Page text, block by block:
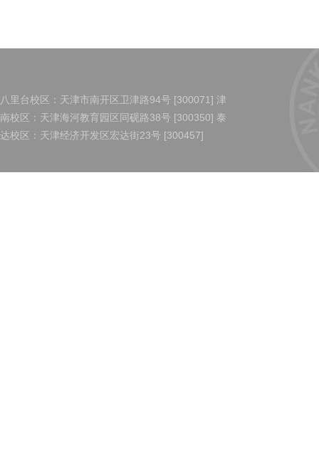
八里台校区：天津市南开区卫津路94号 [300071] 津
南校区：天津海河教育园区同砚路38号 [300350] 泰
达校区：天津经济开发区宏达街23号 [300457]